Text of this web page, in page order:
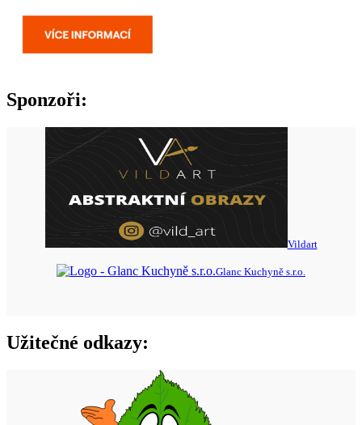
Sponzoři:
Vildart
Glanc Kuchyně s.r.o.
Užitečné odkazy: